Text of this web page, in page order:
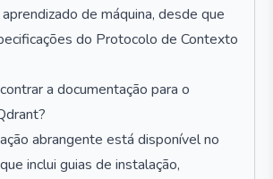
de máquina, desde que
do Protocolo de Contexto
a documentação para o
abrangente está disponível no
inclui guias de instalação,